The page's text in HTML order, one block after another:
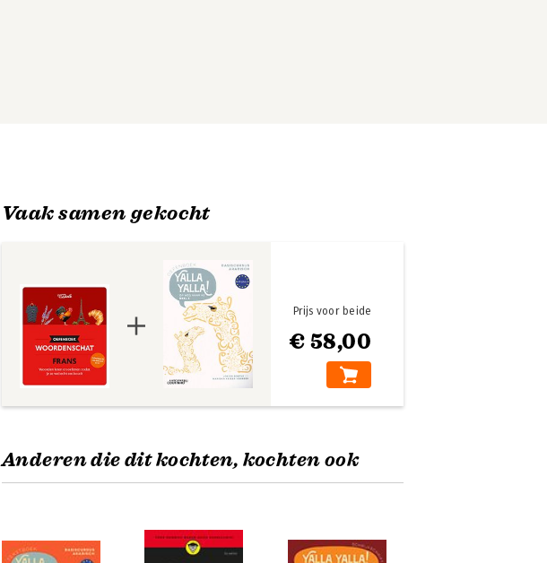
Vaak samen gekocht
€ 58,00
Prijs voor beide
Anderen die dit kochten, kochten ook